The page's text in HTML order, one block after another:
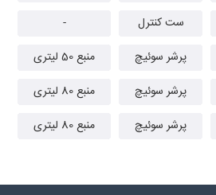
ست کنترل
-
پرشر سوئیچ
منبع 50 لیتری
پرشر سوئیچ
منبع 80 لیتری
پرشر سوئیچ منبع 80 لیتری